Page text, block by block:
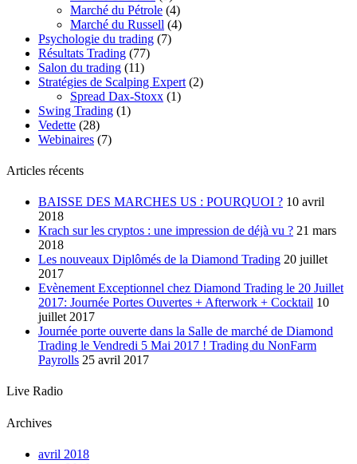
Marché du Pétrole (4)
Marché du Russell (4)
Psychologie du trading (7)
Résultats Trading (77)
Salon du trading (11)
Stratégies de Scalping Expert (2)
Spread Dax-Stoxx (1)
Swing Trading (1)
Vedette (28)
Webinaires (7)
Articles récents
BAISSE DES MARCHES US : POURQUOI ? 10 avril
2018
Krach sur les cryptos : une impression de déjà vu ? 21 mars
2018
Les nouveaux Diplômés de la Diamond Trading 20 juillet
2017
Evènement Exceptionnel chez Diamond Trading le 20 Juillet
2017: Journée Portes Ouvertes + Afterwork + Cocktail 10
juillet 2017
Journée porte ouverte dans la Salle de marché de Diamond
Trading le Vendredi 5 Mai 2017 ! Trading du NonFarm
Payrolls 25 avril 2017
Live Radio
Archives
avril 2018